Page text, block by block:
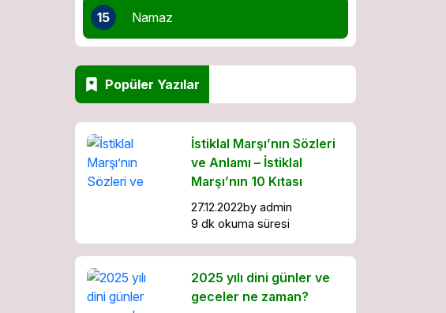
15 Namaz
Popüler Yazılar
İstiklal Marşı’nın Sözleri
ve Anlamı – İstiklal
Marşı’nın 10 Kıtası
27.12.2022by admin
9 dk okuma süresi
2025 yılı dini günler ve
geceler ne zaman?